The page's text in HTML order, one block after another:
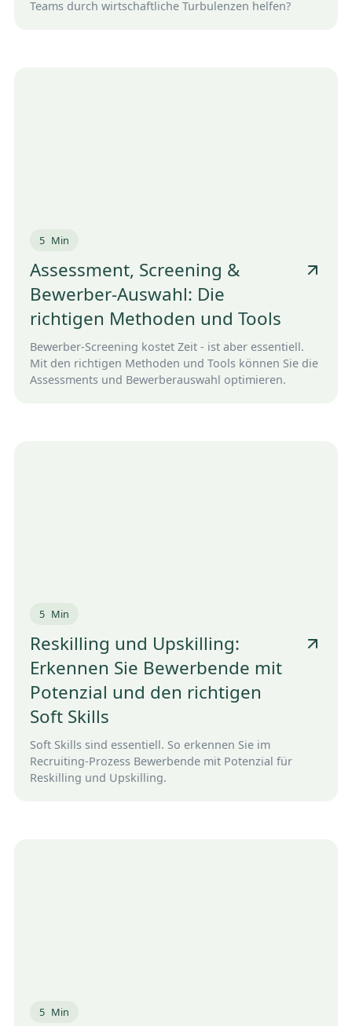
Teams durch wirtschaftliche Turbulenzen helfen?
5 Min
Assessment, Screening &
Bewerber-Auswahl: Die
richtigen Methoden und Tools
Bewerber-Screening kostet Zeit - ist aber essentiell.
Mit den richtigen Methoden und Tools können Sie die
Assessments und Bewerberauswahl optimieren.
5 Min
Reskilling und Upskilling:
Erkennen Sie Bewerbende mit
Potenzial und den richtigen
Soft Skills
Soft Skills sind essentiell. So erkennen Sie im
Recruiting-Prozess Bewerbende mit Potenzial für
Reskilling und Upskilling.
5 Min